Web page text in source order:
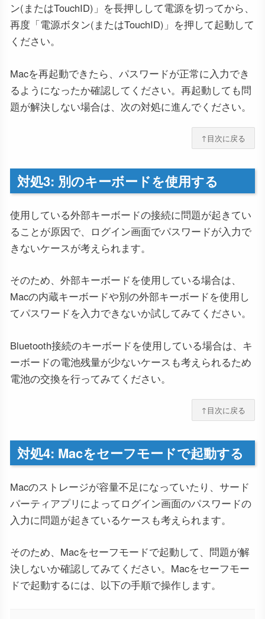
ン(またはTouchID)」を長押しして電源を切ってから、
再度「電源ボタン(またはTouchID)」を押して起動して
ください。
Macを再起動できたら、パスワードが正常に入力でき
るようになったか確認してください。再起動しても問
題が解決しない場合は、次の対処に進んでください。
↑目次に戻る
対処3: 別のキーボードを使用する
使用している外部キーボードの接続に問題が起きてい
ることが原因で、ログイン画面でパスワードが入力で
きないケースが考えられます。
そのため、外部キーボードを使用している場合は、
Macの内蔵キーボードや別の外部キーボードを使用し
てパスワードを入力できないか試してみてください。
Bluetooth接続のキーボードを使用している場合は、キ
ーボードの電池残量が少ないケースも考えられるため
電池の交換を行ってみてください。
↑目次に戻る
対処4: Macをセーフモードで起動する
Macのストレージが容量不足になっていたり、サード
パーティアプリによってログイン画面のパスワードの
入力に問題が起きているケースも考えられます。
そのため、Macをセーフモードで起動して、問題が解
決しないか確認してみてください。Macをセーフモー
ドで起動するには、以下の手順で操作します。